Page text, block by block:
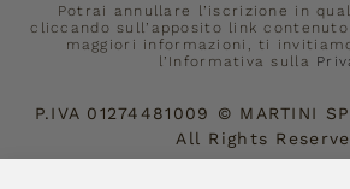
Potrai annullare l’iscrizione in
cliccando sull’apposito link
maggiori informazioni, ti
l’Informativa sulla
P.IVA 01274481009 © MARTINI
All Rights